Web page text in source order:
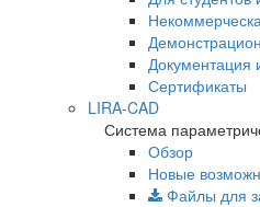
Документация
Сертификаты
LIRA-CAD
Система
Обзор
Новые
Файлы для